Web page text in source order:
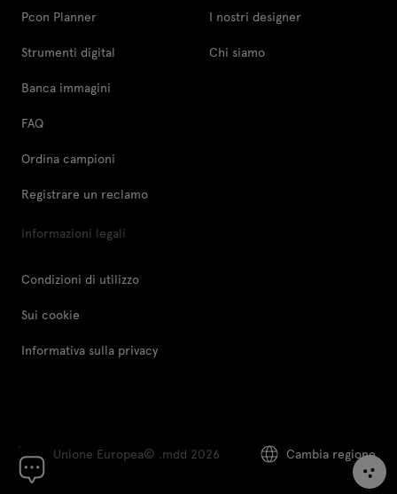
Pcon Planner
Strumenti digital
Banca immagini
FAQ
Ordina campioni
Registrare un reclamo
I nostri designer
Chi siamo
Informazioni legali
Condizioni di utilizzo
Sui cookie
Informativa sulla privacy
Unione Europea© .mdd 2026 Cambia regione